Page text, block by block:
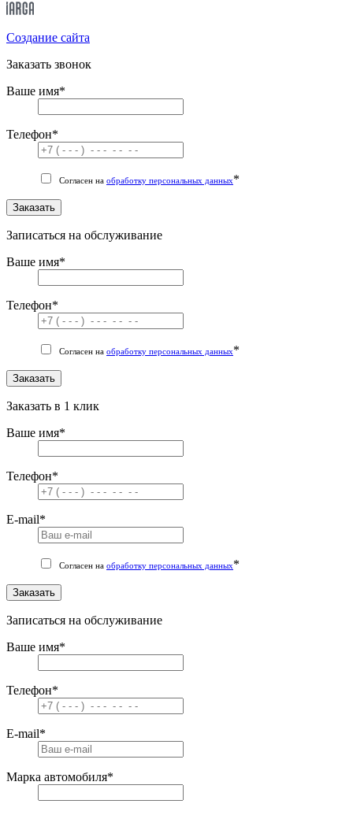
Cоздание сайта
Заказать звонок
Ваше имя*
Телефон*
Согласен на обработку персональных данных*
Заказать
Записаться на обслуживание
Ваше имя*
Телефон*
Согласен на обработку персональных данных*
Заказать
Заказать в 1 клик
Ваше имя*
Телефон*
E-mail*
Согласен на обработку персональных данных*
Заказать
Записаться на обслуживание
Ваше имя*
Телефон*
E-mail*
Марка автомобиля*